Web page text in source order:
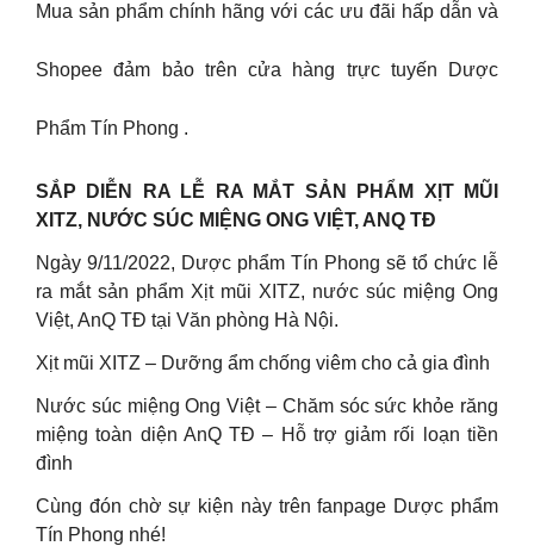
Mua sản phẩm chính hãng với các ưu đãi hấp dẫn và
Shopee đảm bảo trên cửa hàng trực tuyến Dược
Phẩm Tín Phong .
SẮP DIỄN RA LỄ RA MẮT SẢN PHẨM XỊT MŨI
XITZ, NƯỚC SÚC MIỆNG ONG VIỆT, ANQ TĐ
Ngày 9/11/2022, Dược phẩm Tín Phong sẽ tổ chức lễ
ra mắt sản phẩm Xịt mũi XITZ, nước súc miệng Ong
Việt, AnQ TĐ tại Văn phòng Hà Nội.
Xịt mũi XITZ – Dưỡng ẩm chống viêm cho cả gia đình
Nước súc miệng Ong Việt – Chăm sóc sức khỏe răng
miệng toàn diện AnQ TĐ – Hỗ trợ giảm rối loạn tiền
đình
Cùng đón chờ sự kiện này trên fanpage Dược phẩm
Tín Phong nhé!